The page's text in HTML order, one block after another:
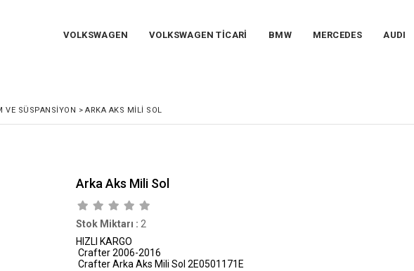
VOLKSWAGEN VOLKSWAGEN TİCARİ BMW MERCEDES AUDI
VE SÜSPANSIYON > ARKA AKS MILI SOL
Arka Aks Mili Sol
Stok Miktarı : 2
HIZLI KARGO
Crafter 2006-2016
Crafter Arka Aks Mili Sol 2E0501171E